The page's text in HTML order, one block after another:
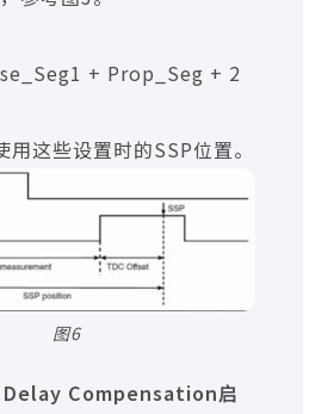
+ Prop_Seg + 2
这些设置时的SSP位置。
图6
Compensation启